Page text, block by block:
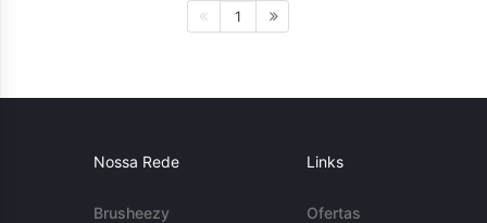
1
Nossa Rede
Brusheezy
Links
Ofertas